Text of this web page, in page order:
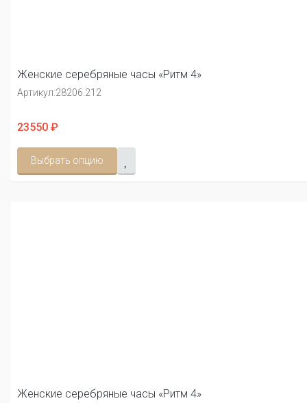
Женские серебряные часы «Ритм 4»
Артикул:28206.212
23550 ₽
Выбрать опцию
Женские серебряные часы «Ритм 4»